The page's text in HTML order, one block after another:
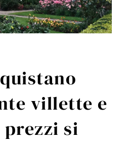
villette e
si